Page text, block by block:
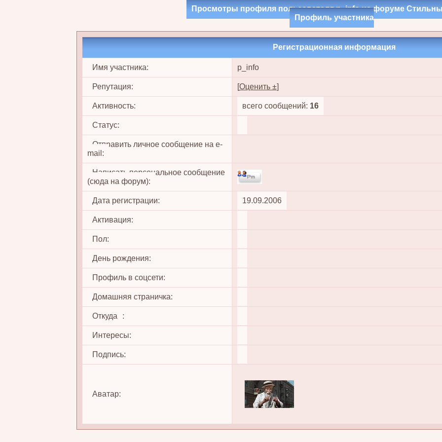
Просмотры профиля пользователя p_info на форуме
Профиль участника
Регистрационная информация
Имя участника: p_info
Репутация: [Оценить ±]
Активность: всего сообщений: 16
Статус:
Отправить личное сообщение на e-
mail:
Написать персональное сообщение
(сюда на форум):
Дата регистрации: 19.09.2006
Активация:
Пол:
День рождения:
Профиль в соцсети:
Домашняя страничка:
Откуда :
Интересы:
Подпись:
Аватар: